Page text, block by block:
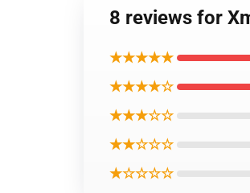
8 reviews for
★★★★★
★★★★☆
★★★☆☆
★★☆☆☆
★☆☆☆☆